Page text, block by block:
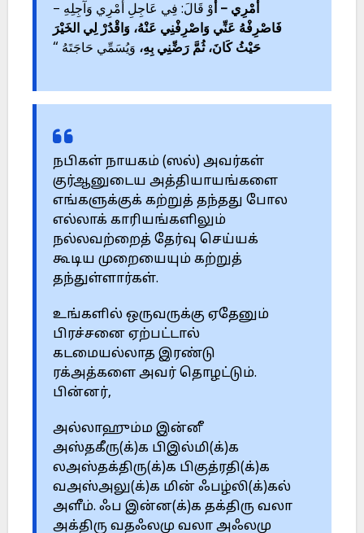
أَمْرِي – أَوْ قَالَ: فِي عَاجِلِ أَمْرِي وَآجِلِهِ –
فَاصْرِفْهُ عَنِّي وَاصْرِفْنِي عَنْهُ، وَاقْدُرْ لِي الخَيْرَ
حَيْثُ كَانَ، ثُمَّ رَضِّنِي بِهِ، وَيُسَمِّي حَاجَتَهُ “
நபிகள் நாயகம் (ஸல்) அவர்கள்
குர்ஆனுடைய அத்தியாயங்களை
எங்களுக்குக் கற்றுத் தந்தது போல
எல்லாக் காரியங்களிலும்
நல்லவற்றைத் தேர்வு செய்யக்
கூடிய முறையையும் கற்றுத்
தந்துள்ளார்கள்.
உங்களில் ஒருவருக்கு ஏதேனும்
பிரச்சனை ஏற்பட்டால்
கடமையல்லாத இரண்டு
ரக்அத்களை அவர் தொழட்டும்.
பின்னர்,
அல்லாஹும்ம இன்னீ
அஸ்தகீரு(க்)க பிஇல்மி(க்)க
லஅஸ்தக்திரு(க்)க பிகுத்ரதி(க்)க
வஅஸ்அலு(க்)க மின் ஃபழ்லி(க்)கல்
அளீம். ஃப இன்ன(க்)க தக்திரு வலா
அக்திரு வதஃலமு வலா அஃலமு